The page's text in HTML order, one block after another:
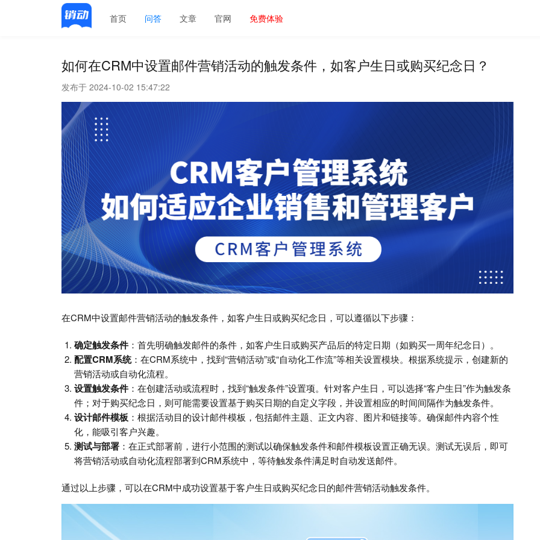
首页 问答 文章 官网 免费体验
如何在CRM中设置邮件营销活动的触发条件，如客户生日或购买纪念日？
发布于 2024-10-02 15:47:22
在CRM中设置邮件营销活动的触发条件，如客户生日或购买纪念日，可以遵循以下步骤：
确定触发条件：首先明确触发邮件的条件，如客户生日或购买产品后的特定日期（如购买一周年纪念日）。
配置CRM系统：在CRM系统中，找到“营销活动”或“自动化工作流”等相关设置模块。根据系统提示，创建新的
营销活动或自动化流程。
设置触发条件：在创建活动或流程时，找到“触发条件”设置项。针对客户生日，可以选择“客户生日”作为触发条
件；对于购买纪念日，则可能需要设置基于购买日期的自定义字段，并设置相应的时间间隔作为触发条件。
设计邮件模板 ：根据活动目的设计邮件模板，包括邮件主题、正文内容、图片和链接等。确保邮件内容个性
化，能吸引客户兴趣。
测试与部署 ：在正式部署前，进行小范围的测试以确保触发条件和邮件模板设置正确无误。测试无误后，即可
将营销活动或自动化流程部署到CRM系统中，等待触发条件满足时自动发送邮件。
通过以上步骤，可以在CRM中成功设置基于客户生日或购买纪念日的邮件营销活动触发条件。